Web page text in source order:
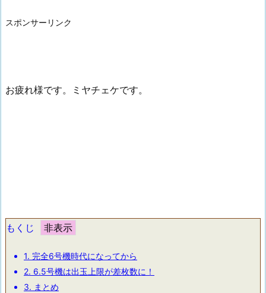
スポンサーリンク
お疲れ様です。ミヤチェケです。
もくじ
1. 完全6号機時代になってから
2. 6.5号機は出玉上限が差枚数に！
3. まとめ